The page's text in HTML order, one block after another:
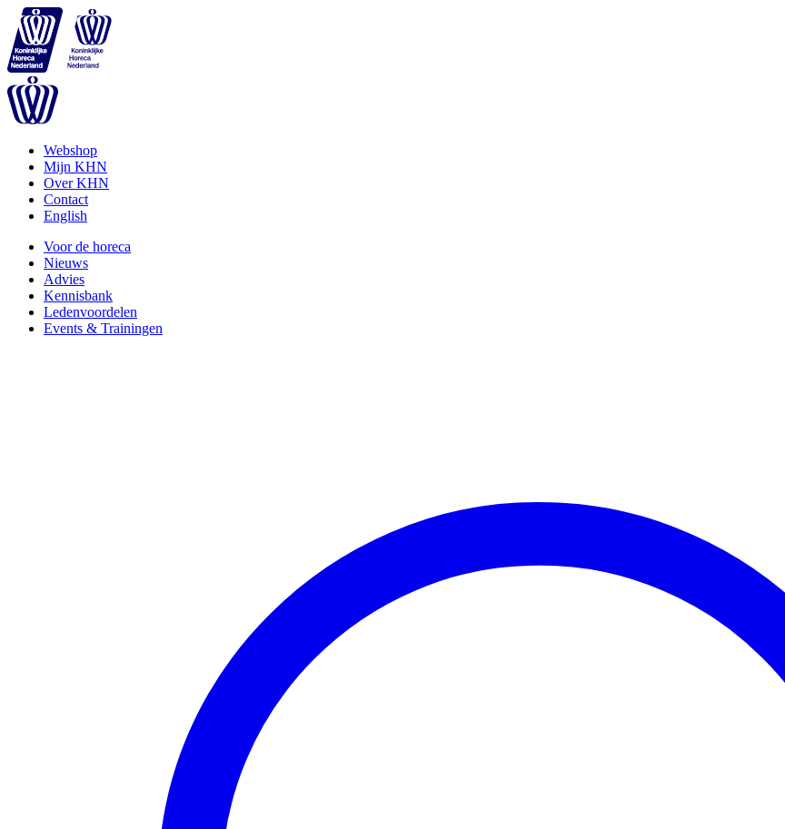
Webshop
Mijn KHN
Over KHN
Contact
English
Voor de horeca
Nieuws
Advies
Kennisbank
Ledenvoordelen
Events & Trainingen